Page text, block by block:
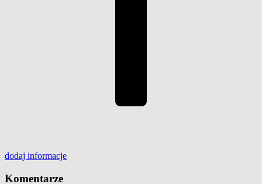
dodaj informacje
Komentarze